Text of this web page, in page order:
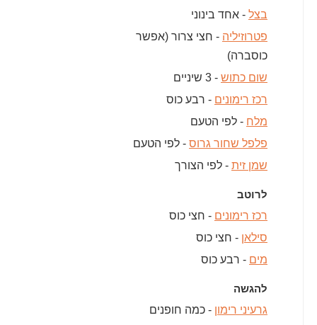
בצל - אחד בינוני
פטרוזיליה - חצי צרור (אפשר
כוסברה)
שום כתוש - 3 שיניים
רכז רימונים - רבע כוס
מלח - לפי הטעם
פלפל שחור גרוס - לפי הטעם
שמן זית - לפי הצורך
לרוטב
רכז רימונים - חצי כוס
סילאן - חצי כוס
מים - רבע כוס
להגשה
גרעיני רימון - כמה חופנים